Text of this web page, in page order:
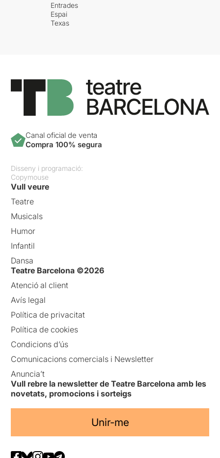
Entrades
Espai
Texas
Canal oficial de venta
Compra 100% segura
Disseny i programació:
Copymouse
Vull veure
Teatre
Musicals
Humor
Infantil
Dansa
Teatre Barcelona ©2026
Atenció al client
Avís legal
Política de privacitat
Política de cookies
Condicions d’ús
Comunicacions comercials i Newsletter
Anuncia’t
Vull rebre la newsletter de Teatre Barcelona amb les
novetats, promocions i sorteigs
Unir-me